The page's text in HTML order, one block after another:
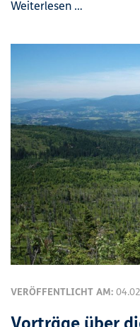
Weiterlesen …
VERÖFFENTLICHT AM: